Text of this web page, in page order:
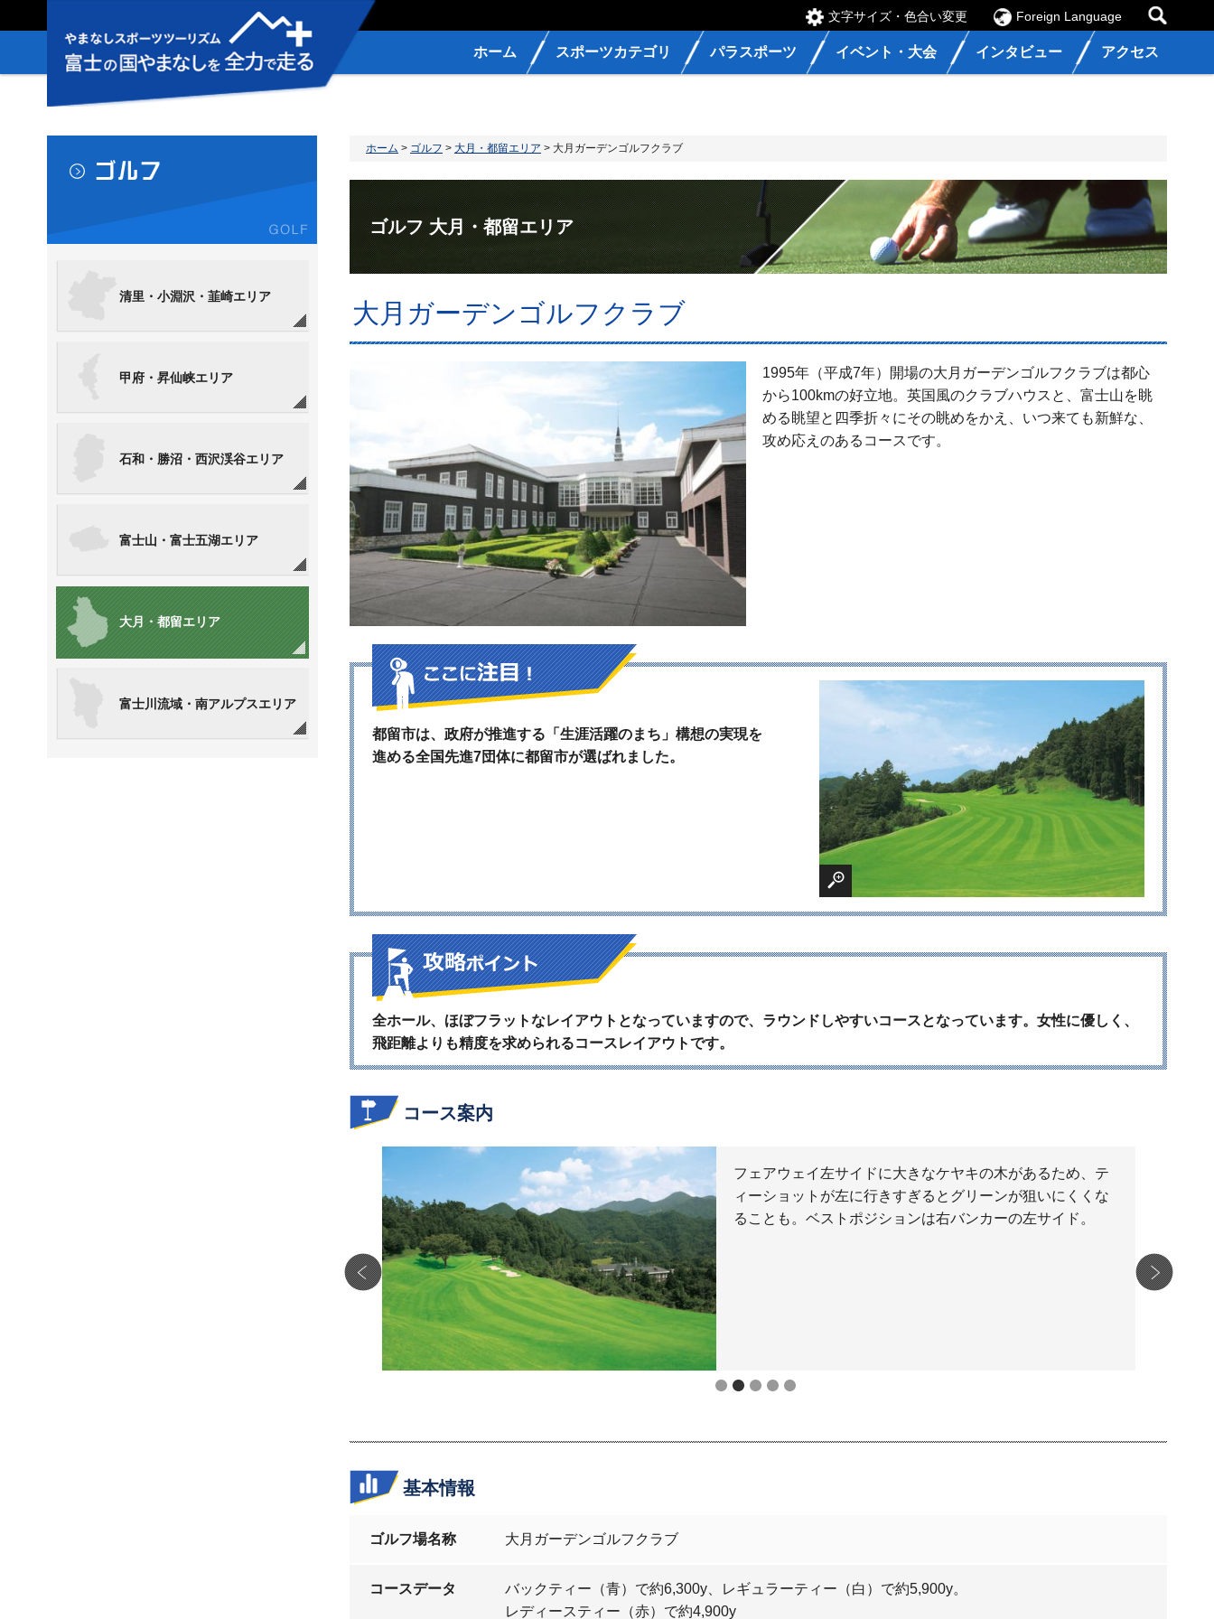
ーツツーリズ
ム 富士の国
力で走る＋
文字サイズ・色合い変更 Foreign Language
ホーム スポーツカテゴリ パラスポーツ イベント・大会 インタビュー アクセス
清里・小淵沢・韮崎エリア
甲府・昇仙峡エリア
石和・勝沼・西沢渓谷エリア
富士山・富士五湖エリア
大月・都留エリア
富士川流域・南アルプスエリア
ホーム > ゴルフ > 大月・都留エリア > 大月ガーデンゴルフクラブ
ゴルフ 大月・都留エリア
大月ガーデンゴルフクラブ
1995年（平成7年）開場の大月ガーデンゴルフクラブは都心
から100kmの好立地。英国風のクラブハウスと、富士山を眺
める眺望と四季折々にその眺めをかえ、いつ来ても新鮮な、
攻め応えのあるコースです。
都留市は、政府が推進する「生涯活躍のまち」構想の実現を
進める全国先進7団体に都留市が選ばれました。
全ホール、ほぼフラットなレイアウトとなっていますので、ラウンドしやすいコースとなっています。女性に優しく、
飛距離よりも精度を求められるコースレイアウトです。
コース案内
フェアウェイ左サイドに大きなケヤキの木があるため、テ
ィーショットが左に行きすぎるとグリーンが狙いにくくな
ることも。ベストポジションは右バンカーの左サイド。
基本情報
ゴルフ場名称 大月ガーデンゴルフクラブ
コースデータ
バックティー（青）で約6,300y、レギュラーティー（白）で約5,900y。
レディースティー（赤）で約4,900y